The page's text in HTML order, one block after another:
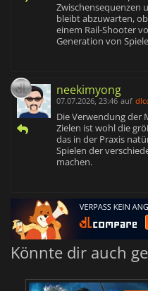
Zwischensequenzen
bleibt abzuwarten,
einem Rail-Shooter
Generation von
neekimyong
07.07.2026, 23:46 auf
Die Verwendung der
Zielen ist wohl die
das in der Praxis
Spielen der
machen.
Könnte dir auch